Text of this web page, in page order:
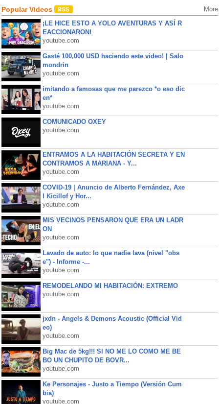
Popular Videos More
¡LE HICE ESTO A YOLO AVENTURAS Y ASÍ R
EACCIONARON!
youtube.com
Gasté 100,000 USD haciendo este video! | Salo
mondrin
youtube.com
imitando a famosas que me parezco *o eso dic
en*
youtube.com
COMUNICADO OXEY
youtube.com
ENTRAMOS A LA HABITACIÓN SECRETA Y EN
CONTRAMOS A MARIANA - Y...
youtube.com
COVID-19 | Anuncio de Alberto Fernández, Axe
l Kicillof y Hor...
youtube.com
MIS VECINOS PENSARON QUE ERA UN LADR
ON
youtube.com
Lavado de auto: lo que nadie lava (nivel "obs
e") - Informe -...
youtube.com
REMODELANDO MI HABITACIÓN: EXTREMO
youtube.com
jxdn - Angels & Demons Acoustic (Official Vid
eo)
youtube.com
Big Mac de 5kg!!! SI NO ME LO COMO ME BE
BO UN CHUPITO DE BOVR...
youtube.com
Ke Personajes - Justo a Tiempo (Versión Cum
bia)
youtube.com